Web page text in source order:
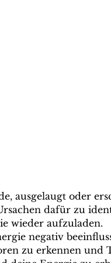
ausgelaugt oder
dafür zu
wieder aufzuladen.
negativ
zu erkennen und